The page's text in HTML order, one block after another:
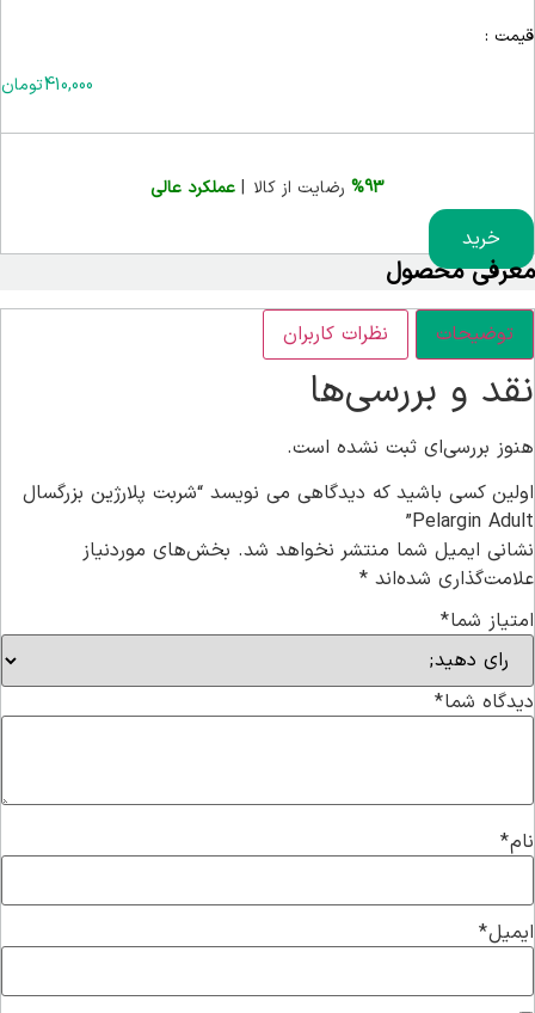
قیمت :
410,000تومان
%93 رضایت از کالا | عملکرد عالی
خرید
معرفی محصول
توضیحات نظرات کاربران
نقد و بررسی‌ها
هنوز بررسی‌ای ثبت نشده است.
اولین کسی باشید که دیدگاهی می نویسد “شربت پلارژین بزرگسال
Pelargin Adult”
نشانی ایمیل شما منتشر نخواهد شد. بخش‌های موردنیاز
علامت‌گذاری شده‌اند *
امتیاز شما*
دیدگاه شما*
نام*
ایمیل*